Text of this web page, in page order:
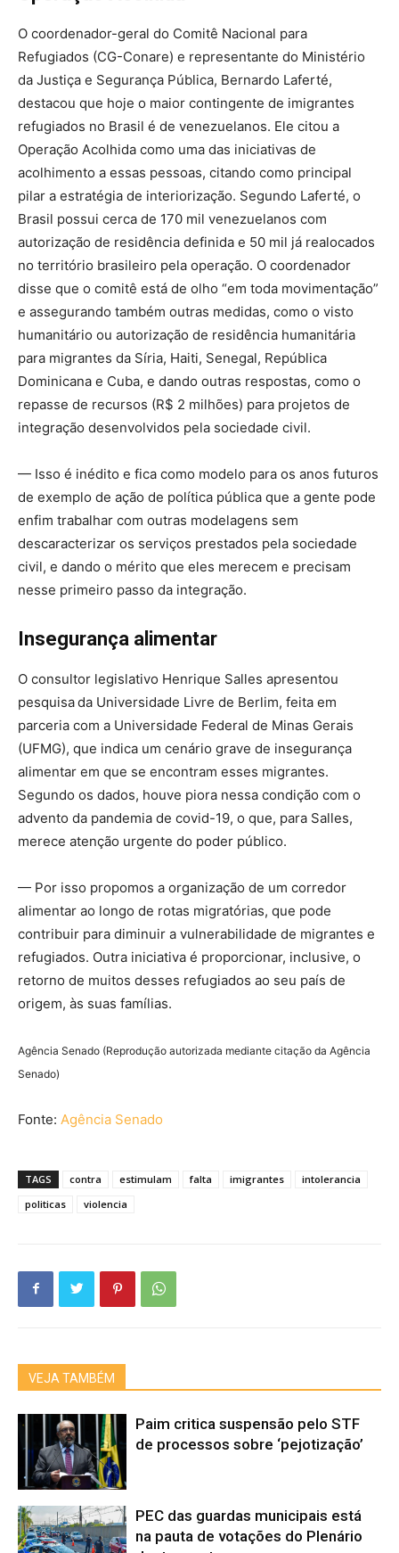
O coordenador-geral do Comitê Nacional para
Refugiados (CG-Conare) e representante do Ministério
da Justiça e Segurança Pública, Bernardo Laferté,
destacou que hoje o maior contingente de imigrantes
refugiados no Brasil é de venezuelanos. Ele citou a
Operação Acolhida como uma das iniciativas de
acolhimento a essas pessoas, citando como principal
pilar a estratégia de interiorização. Segundo Laferté, o
Brasil possui cerca de 170 mil venezuelanos com
autorização de residência definida e 50 mil já realocados
no território brasileiro pela operação. O coordenador
disse que o comitê está de olho “em toda movimentação”
e assegurando também outras medidas, como o visto
humanitário ou autorização de residência humanitária
para migrantes da Síria, Haiti, Senegal, República
Dominicana e Cuba, e dando outras respostas, como o
repasse de recursos (R$ 2 milhões) para projetos de
integração desenvolvidos pela sociedade civil.
— Isso é inédito e fica como modelo para os anos futuros
de exemplo de ação de política pública que a gente pode
enfim trabalhar com outras modelagens sem
descaracterizar os serviços prestados pela sociedade
civil, e dando o mérito que eles merecem e precisam
nesse primeiro passo da integração.
Insegurança alimentar
O consultor legislativo Henrique Salles apresentou
pesquisada Universidade Livre de Berlim, feita em
parceria com a Universidade Federal de Minas Gerais
(UFMG), que indica um cenário grave de insegurança
alimentar em que se encontram esses migrantes.
Segundo os dados, houve piora nessa condição com o
advento da pandemia de covid-19, o que, para Salles,
merece atenção urgente do poder público.
— Por isso propomos a organização de um corredor
alimentar ao longo de rotas migratórias, que pode
contribuir para diminuir a vulnerabilidade de migrantes e
refugiados. Outra iniciativa é proporcionar, inclusive, o
retorno de muitos desses refugiados ao seu país de
origem, às suas famílias.
Agência Senado (Reprodução autorizada mediante citação da Agência
Senado)
Fonte: Agência Senado
TAGS contra estimulam falta imigrantes
intolerancia
politicas
violencia
VEJA TAMBÉM
Paim critica suspensão pelo STF
de processos sobre ‘pejotização’
PEC das guardas municipais está
na pauta de votações do Plenário